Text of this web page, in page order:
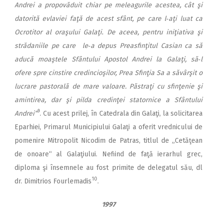
Andrei a propovăduit chiar pe meleagurile acestea, cât şi
datorită evlaviei faţă de acest sfânt, pe care l‑aţi luat ca
Ocrotitor al oraşului Galaţi. De aceea, pentru iniţiativa şi
strădaniile pe care le‑a depus Preasfinţitul Casian ca să
aducă moaştele Sfântului Apostol Andrei la Galaţi, să‑l
ofere spre cinstire credincioşilor, Prea Sfinţia Sa a săvârşit o
lucrare pastorală de mare valoare. Păstraţi cu sfinţenie şi
amintirea, dar şi pilda credinţei statornice a Sfântului
Andrei“9. Cu acest prilej, în Catedrala din Galaţi, la solicitarea
Eparhiei, Primarul Municipiului Galaţi a oferit vrednicului de
pomenire Mitropolit Nicodim de Patras, titlul de „Cetăţean
de onoare“ al Galaţiului. Nefiind de faţă ierarhul grec,
diploma şi însemnele au fost primite de delegatul său, dl
dr. Dimitrios Fourlemadis10.
1997